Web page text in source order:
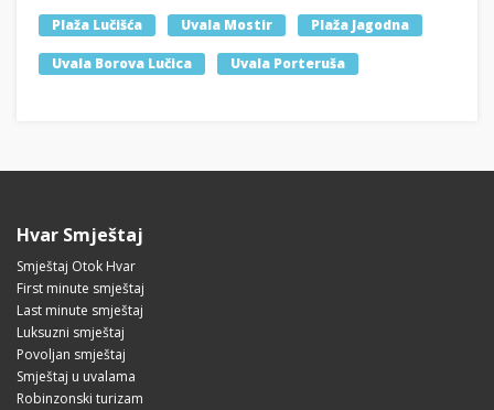
Plaža Lučišća Uvala Mostir Plaža Jagodna
Uvala Borova Lučica Uvala Porteruša
Hvar Smještaj
Smještaj Otok Hvar
First minute smještaj
Last minute smještaj
Luksuzni smještaj
Povoljan smještaj
Smještaj u uvalama
Robinzonski turizam